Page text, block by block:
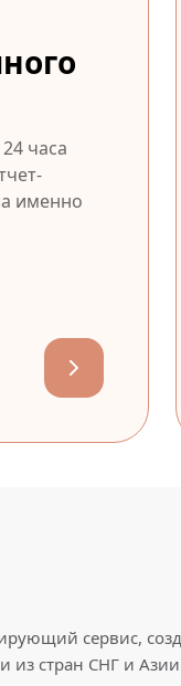
часа
именно
сервис,
из стран СНГ и